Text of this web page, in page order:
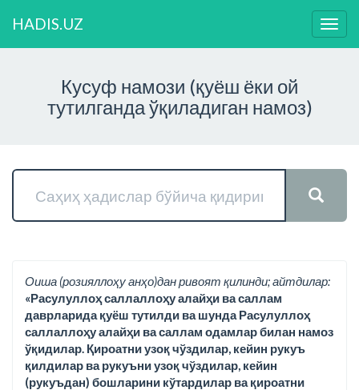
HADIS.UZ
Кусуф намози (қуёш ёки ой
тутилганда ўқиладиган намоз)
Оиша (розияллоҳу анҳо)дан ривоят қилинди; айтдилар:
«Расулуллоҳ саллаллоҳу алайҳи ва саллам
даврларида қуёш тутилди ва шунда Расулуллоҳ
саллаллоҳу алайҳи ва саллам одамлар билан намоз
ўқидилар. Қироатни узоқ чўздилар, кейин рукуъ
қилдилар ва рукуъни узоқ чўздилар, кейин
(рукуъдан) бошларини кўтардилар ва қироатни